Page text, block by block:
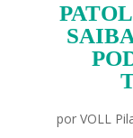
por VOLL